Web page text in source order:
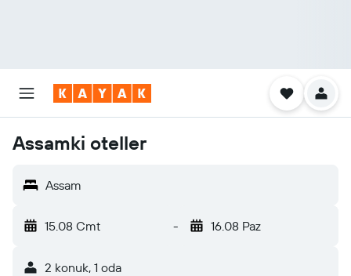
Assamki oteller
Assam
15.08 Cmt - 16.08 Paz
2 konuk, 1 oda